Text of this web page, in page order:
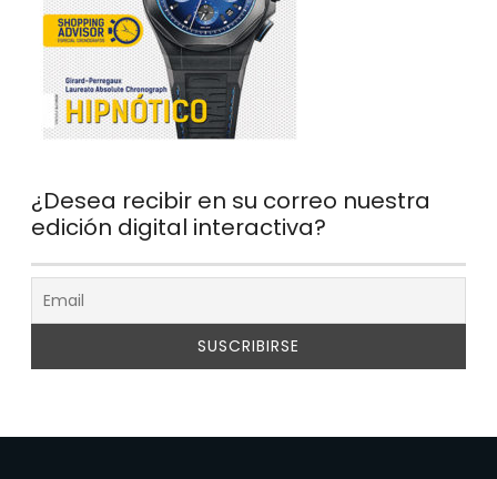
¿Desea recibir en su correo nuestra
edición digital interactiva?